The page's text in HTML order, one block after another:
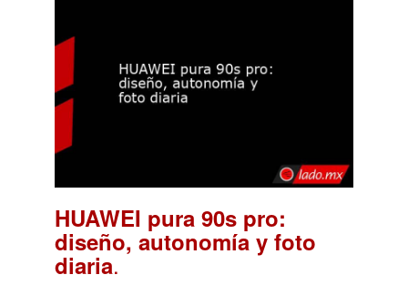
HUAWEI pura 90s pro:
diseño, autonomía y foto
diaria.